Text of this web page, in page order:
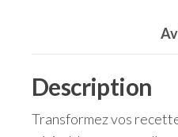
Description
Transformez vos